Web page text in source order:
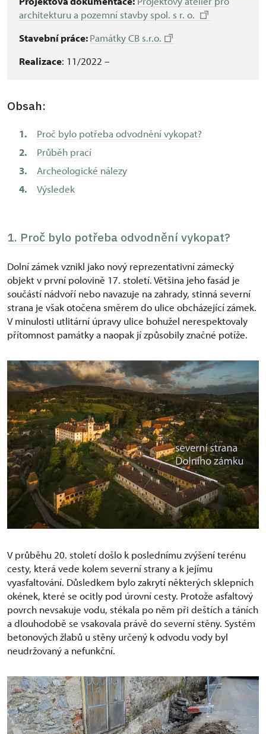
architekturu a pozemní stavby spol. s r. o.
Stavební práce:Památky CB s.r.o.
Realizace: 11/2022 –
Obsah:
Proč bylo potřeba odvodnění vykopat?
Průběh prací
Archeologické nálezy
Výsledek
1. Proč bylo potřeba odvodnění vykopat?
Dolní zámek vznikl jako nový reprezentativní zámecký
objekt v první polovině 17. století. Většina jeho fasád je
součástí nádvoří nebo navazuje na zahrady, stinná severní
strana je však otočena směrem do ulice obcházející zámek.
V minulosti utlitární úpravy ulice bohužel nerespektovaly
přítomnost památky a naopak jí způsobily značné potíže.
V průběhu 20. století došlo k poslednímu zvýšení terénu
cesty, která vede kolem severní strany a k jejímu
vyasfaltování. Důsledkem bylo zakrytí některých sklepních
okének, které se ocitly pod úrovní cesty. Protože asfaltový
povrch nevsakuje vodu, stékala po něm při deštích a táních
a dlouhodobě se vsakovala právě do severní stěny. Systém
betonových žlabů u stěny určený k odvodu vody byl
neudržovaný a nefunkční.